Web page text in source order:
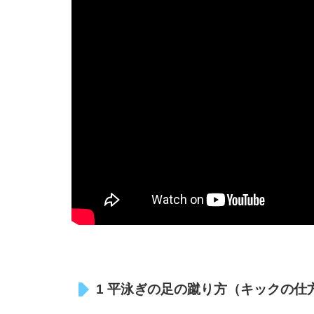
1 平泳ぎの足の蹴り方（キックの仕